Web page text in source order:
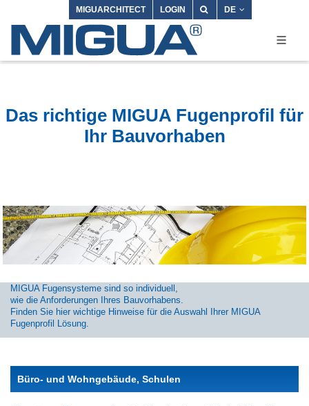
MIGUARCHITECT LOGIN DE
Das richtige MIGUA Fugenprofil für
Ihr Bauvorhaben
MIGUA Fugensysteme sind so individuell,
wie die Anforderungen Ihres Bauvorhabens.
Finden Sie hier wichtige Hinweise für die Auswahl Ihrer MIGUA
Fugenprofil Lösung.
Büro- und Wohngebäude, Schulen